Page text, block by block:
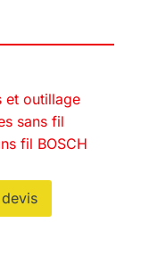
et outillage
sans fil
fil BOSCH